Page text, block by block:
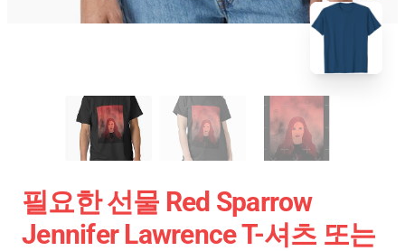
필요한 선물 Red Sparrow
Jennifer Lawrence T-셔츠 또는